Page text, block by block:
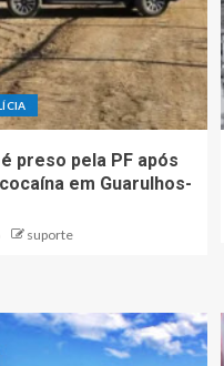
preso pela PF após
em Guarulhos-
suporte